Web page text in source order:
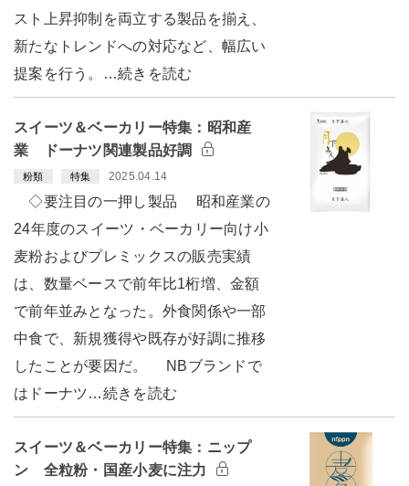
スト上昇抑制を両立する製品を揃え、
新たなトレンドへの対応など、幅広い
提案を行う。…続きを読む
スイーツ＆ベーカリー特集：昭和産
業 ドーナツ関連製品好調
粉類 特集 2025.04.14
◇要注目の一押し製品 昭和産業の
24年度のスイーツ・ベーカリー向け小
麦粉およびプレミックスの販売実績
は、数量ベースで前年比1桁増、金額
で前年並みとなった。外食関係や一部
中食で、新規獲得や既存が好調に推移
したことが要因だ。 NBブランドで
はドーナツ…続きを読む
スイーツ＆ベーカリー特集：ニップ
ン 全粒粉・国産小麦に注力